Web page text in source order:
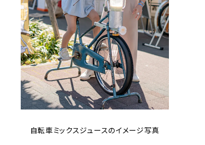
自転車ミックスジュースのイメージ写真